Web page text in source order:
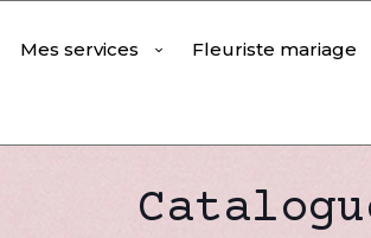
Mes services Fleuriste mariage